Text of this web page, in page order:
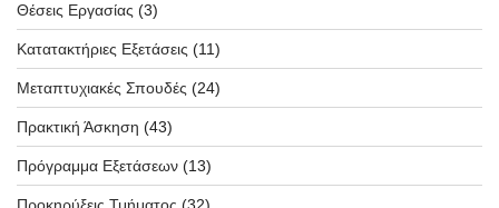
Θέσεις Εργασίας (3)
Κατατακτήριες Εξετάσεις (11)
Μεταπτυχιακές Σπουδές (24)
Πρακτική Άσκηση (43)
Πρόγραμμα Εξετάσεων (13)